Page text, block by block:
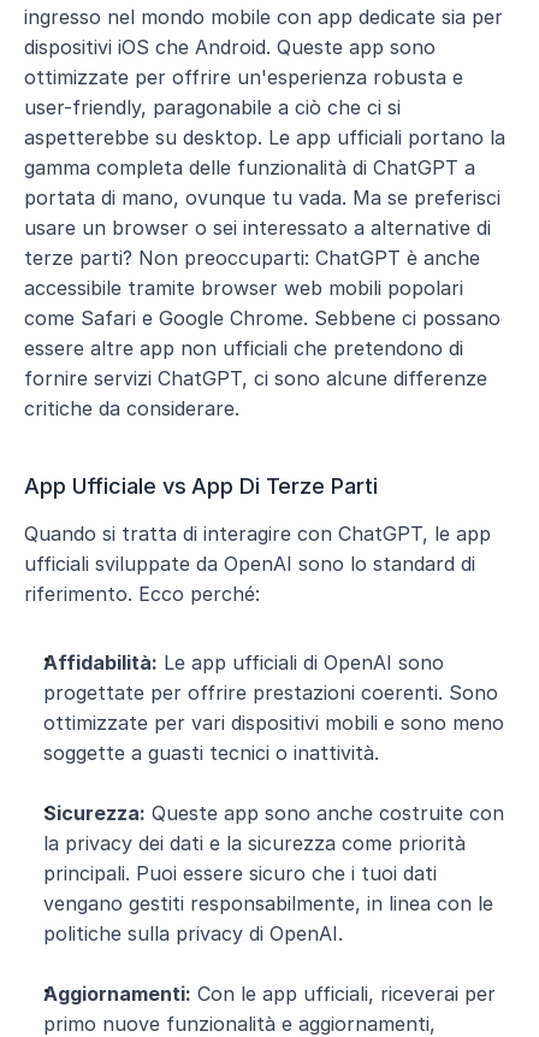
ingresso nel mondo mobile con app dedicate sia per
dispositivi iOS che Android. Queste app sono
ottimizzate per offrire un'esperienza robusta e
user-friendly, paragonabile a ciò che ci si
aspetterebbe su desktop. Le app ufficiali portano la
gamma completa delle funzionalità di ChatGPT a
portata di mano, ovunque tu vada. Ma se preferisci
usare un browser o sei interessato a alternative di
terze parti? Non preoccuparti: ChatGPT è anche
accessibile tramite browser web mobili popolari
come Safari e Google Chrome. Sebbene ci possano
essere altre app non ufficiali che pretendono di
fornire servizi ChatGPT, ci sono alcune differenze
critiche da considerare.
App Ufficiale vs App Di Terze Parti
Quando si tratta di interagire con ChatGPT, le app
ufficiali sviluppate da OpenAI sono lo standard di
riferimento. Ecco perché:
Affidabilità: Le app ufficiali di OpenAI sono
progettate per offrire prestazioni coerenti. Sono
ottimizzate per vari dispositivi mobili e sono meno
soggette a guasti tecnici o inattività.
Sicurezza: Queste app sono anche costruite con
la privacy dei dati e la sicurezza come priorità
principali. Puoi essere sicuro che i tuoi dati
vengano gestiti responsabilmente, in linea con le
politiche sulla privacy di OpenAI.
Aggiornamenti: Con le app ufficiali, riceverai per
primo nuove funzionalità e aggiornamenti,